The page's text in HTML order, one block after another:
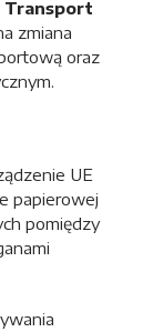
Transport
zmiana
oraz
UE
papierowej
pomiędzy